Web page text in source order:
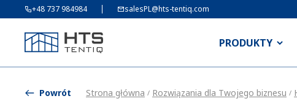
+48 737 984984 salesPL@hts-tentiq.com
PRODUKTY
Powrót Strona główna / Rozwiązania dla Twojego biznesu /